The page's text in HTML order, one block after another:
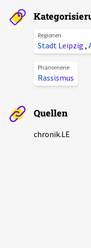
Aktuelles
Veranstaltungen
Podcasts
Über uns
Kontakt
Unterstützer_innen
Regionen
Stadt Leipzig ,
Phänomene
Rassismus
Quellen
chronik.LE